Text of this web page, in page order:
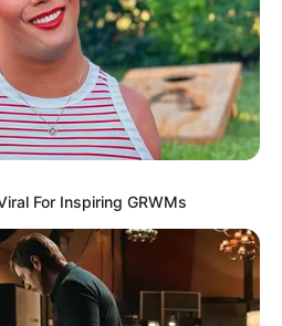
For Inspiring GRWMs